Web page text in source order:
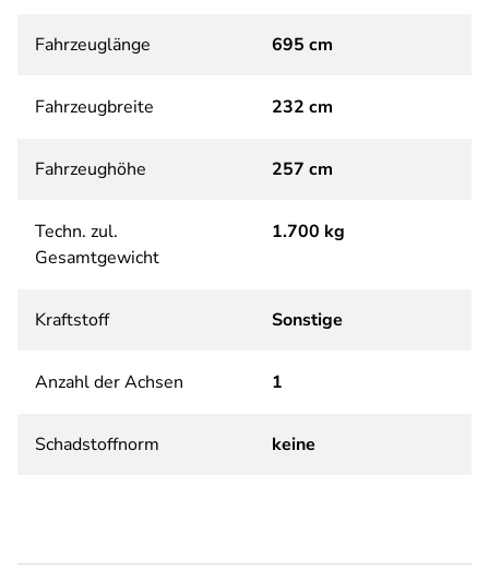
Fahrzeuglänge 695 cm
Fahrzeugbreite 232 cm
Fahrzeughöhe 257 cm
Techn. zul.
Gesamtgewicht
1.700 kg
Kraftstoff Sonstige
Anzahl der Achsen 1
Schadstoffnorm keine